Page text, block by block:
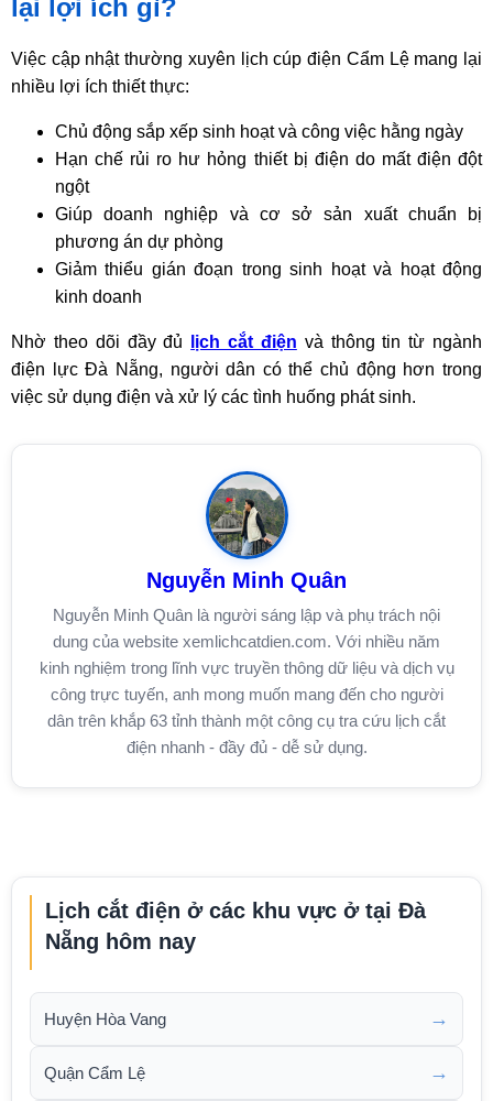
lại lợi ích gì?
Việc cập nhật thường xuyên lịch cúp điện Cẩm Lệ mang lại
nhiều lợi ích thiết thực:
Chủ động sắp xếp sinh hoạt và công việc hằng ngày
Hạn chế rủi ro hư hỏng thiết bị điện do mất điện đột
ngột
Giúp doanh nghiệp và cơ sở sản xuất chuẩn bị
phương án dự phòng
Giảm thiểu gián đoạn trong sinh hoạt và hoạt động
kinh doanh
Nhờ theo dõi đầy đủ lịch cắt điện và thông tin từ ngành
điện lực Đà Nẵng, người dân có thể chủ động hơn trong
việc sử dụng điện và xử lý các tình huống phát sinh.
Nguyễn Minh Quân
Nguyễn Minh Quân là người sáng lập và phụ trách nội
dung của website xemlichcatdien.com. Với nhiều năm
kinh nghiệm trong lĩnh vực truyền thông dữ liệu và dịch vụ
công trực tuyến, anh mong muốn mang đến cho người
dân trên khắp 63 tỉnh thành một công cụ tra cứu lịch cắt
điện nhanh - đầy đủ - dễ sử dụng.
Lịch cắt điện ở các khu vực ở tại Đà
Nẵng hôm nay
Huyện Hòa Vang →
Quận Cẩm Lệ →